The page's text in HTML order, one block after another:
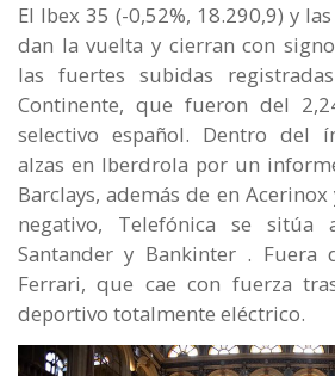
El Ibex 35 (-0,52%, 18.290,9) y
dan la vuelta y cierran con
las fuertes subidas
Continente, que fueron del
selectivo español. Dentro del
alzas en Iberdrola por un
Barclays, además de en
negativo, Telefónica se
Santander y Bankinter . Fuera
Ferrari, que cae con fuerza
deportivo totalmente eléctrico.